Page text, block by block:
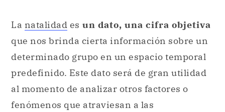
La natalidad es un dato, una cifra objetiva
que nos brinda cierta información sobre un
determinado grupo en un espacio temporal
predefinido. Este dato será de gran utilidad
al momento de analizar otros factores o
fenómenos que atraviesan a las